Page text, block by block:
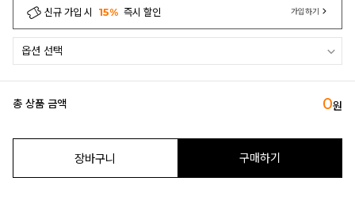
신규 가입 시 15% 즉시 할인 가입하기
총 상품 금액 0원
장바구니 구매하기